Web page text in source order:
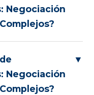
Negociación
Negociación
▼